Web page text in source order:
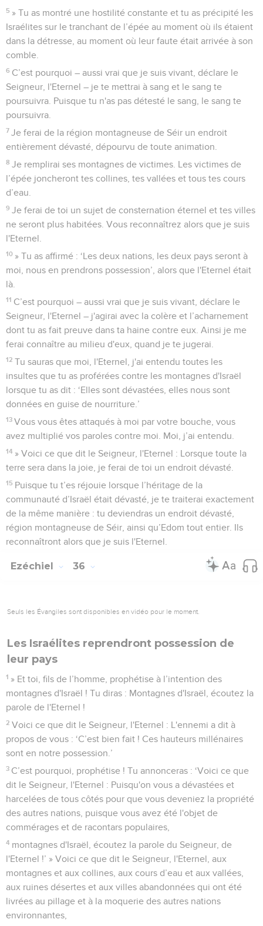
5 » Tu as montré une hostilité constante et tu as précipité les
Israélites sur le tranchant de l’épée au moment où ils étaient
dans la détresse, au moment où leur faute était arrivée à son
comble.
6 C’est pourquoi – aussi vrai que je suis vivant, déclare le
Seigneur, l'Eternel – je te mettrai à sang et le sang te
poursuivra. Puisque tu n'as pas détesté le sang, le sang te
poursuivra.
7 Je ferai de la région montagneuse de Séir un endroit
entièrement dévasté, dépourvu de toute animation.
8 Je remplirai ses montagnes de victimes. Les victimes de
l’épée joncheront tes collines, tes vallées et tous tes cours
d’eau.
9 Je ferai de toi un sujet de consternation éternel et tes villes
ne seront plus habitées. Vous reconnaîtrez alors que je suis
l'Eternel.
10 » Tu as affirmé : ‘Les deux nations, les deux pays seront à
moi, nous en prendrons possession’, alors que l'Eternel était
là.
11 C’est pourquoi – aussi vrai que je suis vivant, déclare le
Seigneur, l'Eternel – j'agirai avec la colère et l’acharnement
dont tu as fait preuve dans ta haine contre eux. Ainsi je me
ferai connaître au milieu d'eux, quand je te jugerai.
12 Tu sauras que moi, l'Eternel, j'ai entendu toutes les
insultes que tu as proférées contre les montagnes d'Israël
lorsque tu as dit : ‘Elles sont dévastées, elles nous sont
données en guise de nourriture.’
13 Vous vous êtes attaqués à moi par votre bouche, vous
avez multiplié vos paroles contre moi. Moi, j’ai entendu.
14 » Voici ce que dit le Seigneur, l'Eternel : Lorsque toute la
terre sera dans la joie, je ferai de toi un endroit dévasté.
15 Puisque tu t’es réjouie lorsque l’héritage de la
communauté d’Israël était dévasté, je te traiterai exactement
de la même manière : tu deviendras un endroit dévasté,
région montagneuse de Séir, ainsi qu’Edom tout entier. Ils
reconnaîtront alors que je suis l'Eternel.
Ezéchiel 36
Seuls les Évangiles sont disponibles en vidéo pour le moment.
Les Israélites reprendront possession de
leur pays
1 » Et toi, fils de l’homme, prophétise à l’intention des
montagnes d'Israël ! Tu diras : Montagnes d'Israël, écoutez la
parole de l'Eternel !
2 Voici ce que dit le Seigneur, l'Eternel : L'ennemi a dit à
propos de vous : ‘C’est bien fait ! Ces hauteurs millénaires
sont en notre possession.’
3 C’est pourquoi, prophétise ! Tu annonceras : ‘Voici ce que
dit le Seigneur, l'Eternel : Puisqu'on vous a dévastées et
harcelées de tous côtés pour que vous deveniez la propriété
des autres nations, puisque vous avez été l'objet de
commérages et de racontars populaires,
4 montagnes d'Israël, écoutez la parole du Seigneur, de
l'Eternel !’ » Voici ce que dit le Seigneur, l'Eternel, aux
montagnes et aux collines, aux cours d’eau et aux vallées,
aux ruines désertes et aux villes abandonnées qui ont été
livrées au pillage et à la moquerie des autres nations
environnantes,